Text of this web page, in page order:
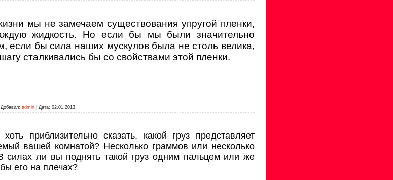
мы не замечаем существования упругой пленки,
жидкость. Но если бы мы были значительно
если бы сила наших мускулов была не столь велика,
сталкивались бы со свойствами этой пленки.
Добавил: admin Дата: 02.01.2013
приблизительно сказать, какой груз представляет
вашей комнатой? Несколько граммов или несколько
силах ли вы поднять такой груз одним пальцем или же
его на плечах?